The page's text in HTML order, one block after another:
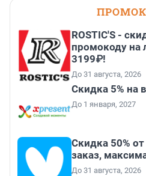
ROSTIC'S -
промокоду на
3199₽!
До 31 августа, 2026
Скидка 5% на
До 1 января, 2027
Скидка 50%
заказ,
До 31 августа, 2026